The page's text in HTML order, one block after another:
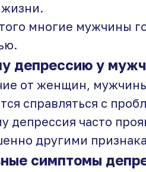
жизни.
многие мужчины
депрессию у
от женщин,
справляться с
депрессия часто
другими
симптомы